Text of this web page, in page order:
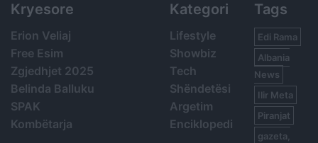
Kryesore
Erion Veliaj
Free Esim
Zgjedhjet 2025
Belinda Balluku
SPAK
Kombëtarja
Kategori
Lifestyle
Showbiz
Tech
Shëndetësi
Argetim
Enciklopedi
Tags
Edi Rama
Albania
News
Ilir Meta
Piranjat
gazeta,